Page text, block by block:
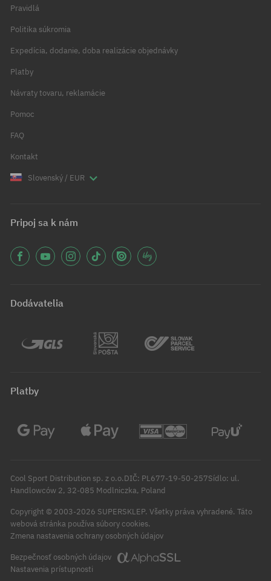
Pravidlá
Politika súkromia
Expedícia, dodanie, doba realizácie objednávky
Platby
Návraty tovaru, reklamácie
Pomoc
FAQ
Kontakt
Slovenský / EUR
Pripoj sa k nám
Dodávatelia
Platby
Cool Sport Distribution sp. z o.o.DIČ: PL677-19-50-257Sídlo: ul.
Handlowców 2, 32-085 Modlniczka, Poland
Copyright © 2003-2026 SUPERSKLEP. Všetky práva vyhradené. Táto
webová stránka používa súbory cookies.
Zmena nastavenia ochrany osobných údajov
Bezpečnosť osobných údajov
Nastavenia prístupnosti